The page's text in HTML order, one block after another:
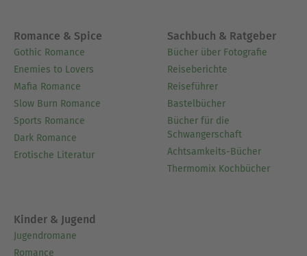
Romance & Spice
Gothic Romance
Enemies to Lovers
Mafia Romance
Slow Burn Romance
Sports Romance
Dark Romance
Erotische Literatur
Sachbuch & Ratgeber
Bücher über Fotografie
Reiseberichte
Reiseführer
Bastelbücher
Bücher für die
Schwangerschaft
Achtsamkeits-Bücher
Thermomix Kochbücher
Kinder & Jugend
Jugendromane
Romance